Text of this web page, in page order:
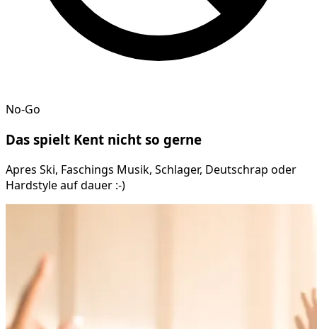
No-Go
Das spielt Kent nicht so gerne
Apres Ski, Faschings Musik, Schlager, Deutschrap oder
Hardstyle auf dauer :-)